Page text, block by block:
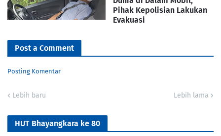
Pihak Kepolisian Lakukan
Evakuasi
Post a Comment
Posting Komentar
Lebih baru Lebih lama
HUT Bhayangkara ke 80